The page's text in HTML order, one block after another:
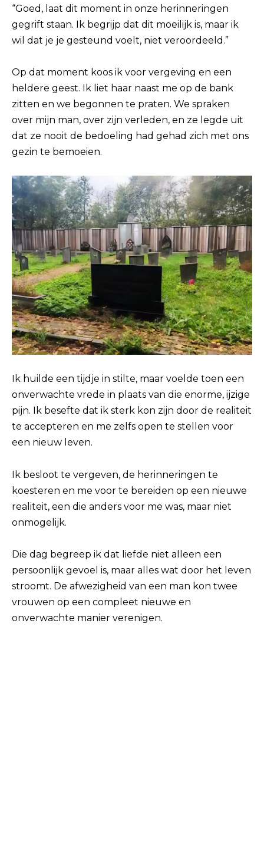
“Goed, laat dit moment in onze herinneringen
gegrift staan. Ik begrijp dat dit moeilijk is, maar ik
wil dat je je gesteund voelt, niet veroordeeld.”
Op dat moment koos ik voor vergeving en een
heldere geest. Ik liet haar naast me op de bank
zitten en we begonnen te praten. We spraken
over mijn man, over zijn verleden, en ze legde uit
dat ze nooit de bedoeling had gehad zich met ons
gezin te bemoeien.
Ik huilde een tijdje in stilte, maar voelde toen een
onverwachte vrede in plaats van die enorme, ijzige
pijn. Ik besefte dat ik sterk kon zijn door de realiteit
te accepteren en me zelfs open te stellen voor
een nieuw leven.
Ik besloot te vergeven, de herinneringen te
koesteren en me voor te bereiden op een nieuwe
realiteit, een die anders voor me was, maar niet
onmogelijk.
Die dag begreep ik dat liefde niet alleen een
persoonlijk gevoel is, maar alles wat door het leven
stroomt. De afwezigheid van een man kon twee
vrouwen op een compleet nieuwe en
onverwachte manier verenigen.